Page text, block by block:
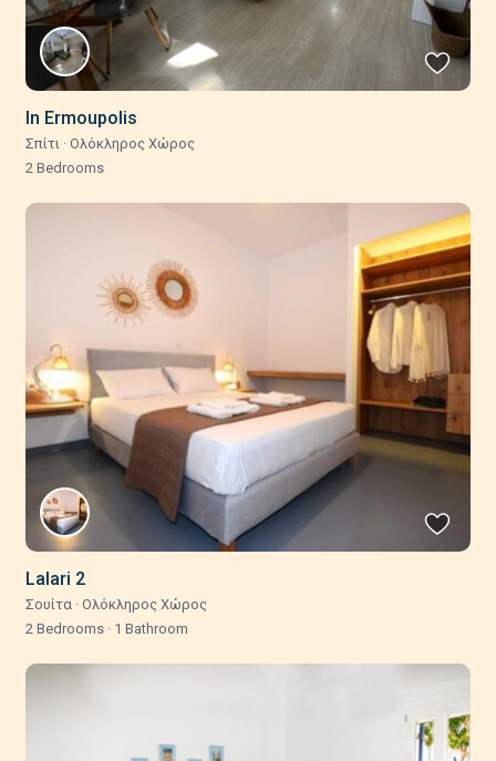
In Ermoupolis
Σπίτι · Ολόκληρος Χώρος
2 Bedrooms
Lalari 2
Σουίτα · Ολόκληρος Χώρος
2 Bedrooms · 1 Bathroom